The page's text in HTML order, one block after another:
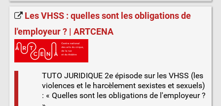
Les VHSS : quelles sont les obligations de
l'employeur ? | ARTCENA
TUTO JURIDIQUE 2e épisode sur les VHSS (les
violences et le harcèlement sexistes et sexuels)
: « Quelles sont les obligations de l'employeur ?